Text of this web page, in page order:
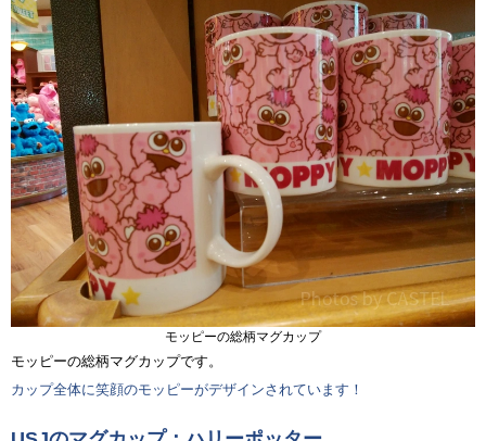
モッピーの総柄マグカップ
モッピーの総柄マグカップです。
カップ全体に笑顔のモッピーがデザインされています！